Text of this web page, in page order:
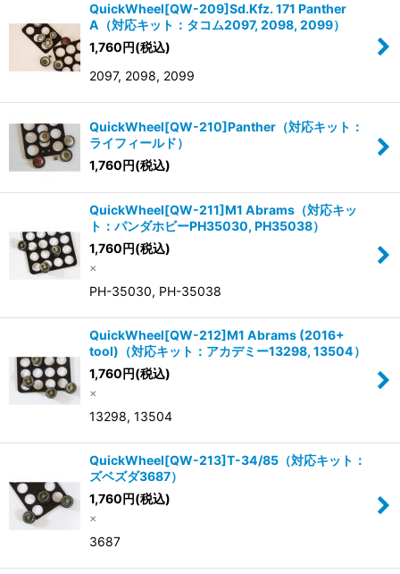
QuickWheel[QW-209]Sd.Kfz. 171 Panther
A（対応キット：タコム2097, 2098, 2099）
1,760円(税込)
2097, 2098, 2099
QuickWheel[QW-210]Panther（対応キット：
ライフィールド）
1,760円(税込)
QuickWheel[QW-211]M1 Abrams（対応キッ
ト：パンダホビーPH35030, PH35038）
1,760円(税込)
×
PH-35030, PH-35038
QuickWheel[QW-212]M1 Abrams (2016+
tool)（対応キット：アカデミー13298, 13504）
1,760円(税込)
×
13298, 13504
QuickWheel[QW-213]T-34/85（対応キット：
ズベズダ3687）
1,760円(税込)
×
3687